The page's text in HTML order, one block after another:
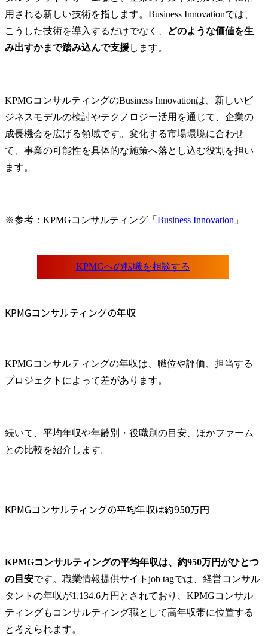
用される新しい技術を指します。Business Innovationでは、
こうした技術を導入するだけでなく、
どのような価値を生
み出すかまで踏み込んで支援します。
KPMGコンサルティングのBusiness Innovationは、新しいビ
ジネスモデルの検討やテクノロジー活用を通じて、企業の
成長機会を広げる領域です。変化する市場環境に合わせ
て、事業の可能性を具体的な施策へ落とし込む役割を担い
ます。
※参考：KPMGコンサルティング「 Business Innovation 」
KPMGコンサルティングの年収
KPMGコンサルティングの年収は、職位や評価、担当する
プロジェクトによって差があります。
続いて、平均年収や年齢別・役職別の目安、ほかファーム
との比較を紹介します。
KPMGコンサルティングの平均年収は約950万円
KPMGコンサルティングの平均年収は、約950万円がひとつ
の目安です。職業情報提供サイトjob tagでは、経営コンサル
タントの年収が1,134.6万円とされており、KPMGコンサル
ティングもコンサルティング職として高年収帯に位置する
と考えられます。